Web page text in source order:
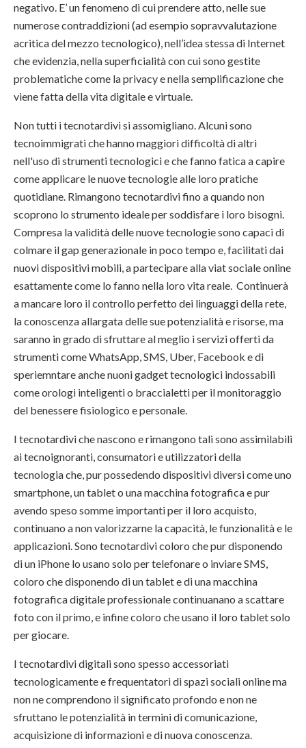
negativo. E’ un fenomeno di cui prendere atto, nelle sue
numerose contraddizioni (ad esempio sopravvalutazione
acritica del mezzo tecnologico), nell’idea stessa di Internet
che evidenzia, nella superficialità con cui sono gestite
problematiche come la privacy e nella semplificazione che
viene fatta della vita digitale e virtuale.
Non tutti i tecnotardivi si assomigliano. Alcuni sono
tecnoimmigrati che hanno maggiori difficoltà di altri
nell'uso di strumenti tecnologici e che fanno fatica a capire
come applicare le nuove tecnologie alle loro pratiche
quotidiane. Rimangono tecnotardivi fino a quando non
scoprono lo strumento ideale per soddisfare i loro bisogni.
Compresa la validità delle nuove tecnologie sono capaci di
colmare il gap generazionale in poco tempo e, facilitati dai
nuovi dispositivi mobili, a partecipare alla viat sociale online
esattamente come lo fanno nella loro vita reale. Continuerà
a mancare loro il controllo perfetto dei linguaggi della rete,
la conoscenza allargata delle sue potenzialità e risorse, ma
saranno in grado di sfruttare al meglio i servizi offerti da
strumenti come WhatsApp, SMS, Uber, Facebook e di
speriemntare anche nuoni gadget tecnologici indossabili
come orologi inteligenti o braccialetti per il monitoraggio
del benessere fisiologico e personale.
I tecnotardivi che nascono e rimangono tali sono assimilabili
ai tecnoignoranti, consumatori e utilizzatori della
tecnologia che, pur possedendo dispositivi diversi come uno
smartphone, un tablet o una macchina fotografica e pur
avendo speso somme importanti per il loro acquisto,
continuano a non valorizzarne la capacità, le funzionalità e le
applicazioni. Sono tecnotardivi coloro che pur disponendo
di un iPhone lo usano solo per telefonare o inviare SMS,
coloro che disponendo di un tablet e di una macchina
fotografica digitale professionale continuanano a scattare
foto con il primo, e infine coloro che usano il loro tablet solo
per giocare.
I tecnotardivi digitali sono spesso accessoriati
tecnologicamente e frequentatori di spazi sociali online ma
non ne comprendono il significato profondo e non ne
sfruttano le potenzialità in termini di comunicazione,
acquisizione di informazioni e di nuova conoscenza.